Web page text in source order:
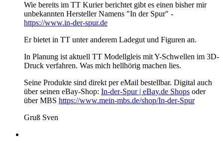
Wie bereits im TT Kurier berichtet gibt es einen bisher mir
unbekannten Hersteller Namens "In der Spur" -
https://www.in-der-spur.de
Er bietet in TT unter anderem Ladegut und Figuren an.
In Planung ist aktuell TT Modellgleis mit Y-Schwellen im 3D-
Druck verfahren. Was mich hellhörig machen lies.
Seine Produkte sind direkt per eMail bestellbar. Digital auch
über seinen eBay-Shop: In-der-Spur | eBay.de Shops oder
über MBS https://www.mein-mbs.de/shop/In-der-Spur
Gruß Sven